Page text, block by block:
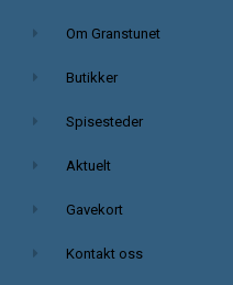
Om Granstunet
Butikker
Spisesteder
Aktuelt
Gavekort
Kontakt oss